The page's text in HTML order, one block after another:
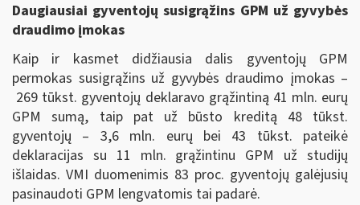
Daugiausiai gyventojų susigrąžins GPM už gyvybės
draudimo įmokas
Kaip ir kasmet didžiausia dalis gyventojų GPM
permokas susigrąžins už gyvybės draudimo įmokas –
269 tūkst. gyventojų deklaravo grąžintiną 41 mln. eurų
GPM sumą, taip pat už būsto kreditą 48 tūkst.
gyventojų – 3,6 mln. eurų bei 43 tūkst. pateikė
deklaracijas su 11 mln. grąžintinu GPM už studijų
išlaidas. VMI duomenimis 83 proc. gyventojų galėjusių
pasinaudoti GPM lengvatomis tai padarė.